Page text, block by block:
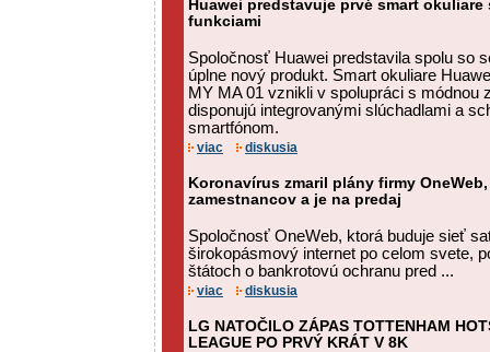
Huawei predstavuje prvé smart
funkciami
Spoločnosť Huawei predstavila spolu so
úplne nový produkt. Smart okuliare
MY MA 01 vznikli v spolupráci s módnou
disponujú integrovanými slúchadlami a
smartfónom.
viac diskusia
Koronavírus zmaril plány firmy
zamestnancov a je na predaj
Spoločnosť OneWeb, ktorá buduje sieť
širokopásmový internet po celom svete,
štátoch o bankrotovú ochranu pred ...
viac diskusia
LG NATOČILO ZÁPAS TOTTENHAM
LEAGUE PO PRVÝ KRÁT V 8K